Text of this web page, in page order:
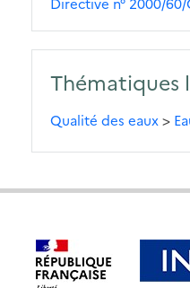
Thématiques
Qualité des eaux>